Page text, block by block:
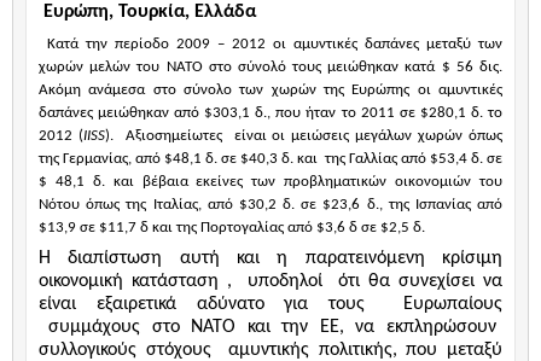
Ευρώπη, Τουρκία, Ελλάδα
Κατά την περίοδο 2009 – 2012 οι αμυντικές δαπάνες μεταξύ των
χωρών μελών του ΝΑΤΟ στο σύνολό τους μειώθηκαν κατά $ 56 δις.
Ακόμη ανάμεσα στο σύνολο των χωρών της Ευρώπης οι αμυντικές
δαπάνες μειώθηκαν από $303,1 δ., που ήταν το 2011 σε $280,1 δ. το
2012 (IISS). Αξιοσημείωτες
είναι οι μειώσεις μεγάλων χωρών όπως
της Γερμανίας, από $48,1 δ. σε $40,3 δ. και της Γαλλίας από $53,4 δ. σε
$ 48,1 δ. και βέβαια εκείνες των προβληματικών οικονομιών του
Νότου όπως της Ιταλίας, από $30,2 δ. σε $23,6 δ., της Ισπανίας από
$13,9 σε $11,7 δ και της Πορτογαλίας από $3,6 δ σε $2,5 δ.
Η διαπίστωση αυτή και η παρατεινόμενη κρίσιμη
οικονομική κατάσταση ,
υποδηλοί
ότι θα συνεχίσει να
είναι εξαιρετικά αδύνατο για τους
Ευρωπαίους
συμμάχους στο ΝΑΤΟ και την ΕΕ, να εκπληρώσουν
συλλογικούς στόχους
αμυντικής πολιτικής, που μεταξύ